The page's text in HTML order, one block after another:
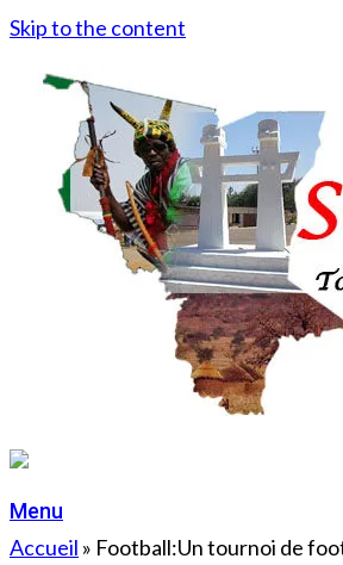
Skip to the content
Menu
Accueil » Football:Un tournoi de